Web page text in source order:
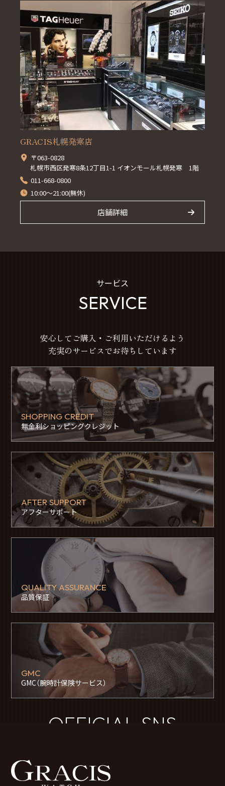
GRACIS札幌発寒店
〒063-0828
札幌市西区発寒8条12丁目1-1 イオンモール札幌発寒 1階
011-668-0800
10:00～21:00(無休)
店舗詳細
サービス
SERVICE
安心してご購入・ご利用いただけるよう
充実のサービスでお待ちしています
SHOPPING CREDIT
無金利ショッピングクレジット
AFTER SUPPORT
アフターサポート
QUALITY ASSURANCE
品質保証
GMC
GMC（腕時計保険サービス）
OFFICIAL SNS